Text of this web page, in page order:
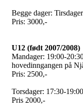
Begge dager:
Pris: 3000,-
U12 (født 2007/2008)
Mandager: 19:00-
hovedinngangen på
Pris: 2500,-
Torsdager: 17:30-
Pris 2000,-